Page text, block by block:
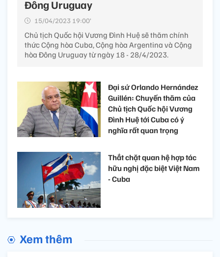
Đông Uruguay
15/04/2023 19:00’
Chủ tịch Quốc hội Vương Đình Huệ sẽ thăm chính
thức Cộng hòa Cuba, Cộng hòa Argentina và Cộng
hòa Đông Uruguay từ ngày 18 - 28/4/2023.
Đại sứ Orlando Hernández
Guillén: Chuyến thăm của
Chủ tịch Quốc hội Vương
Đình Huệ tới Cuba có ý
nghĩa rất quan trọng
Thắt chặt quan hệ hợp tác
hữu nghị đặc biệt Việt Nam
- Cuba
Xem thêm